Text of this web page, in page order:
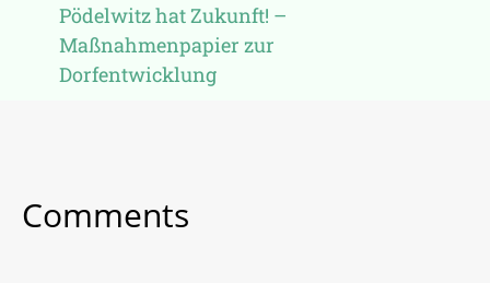
Pödelwitz hat Zukunft! –
Maßnahmenpapier zur
Dorfentwicklung
Comments